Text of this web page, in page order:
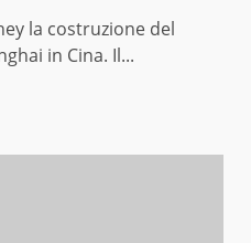
la costruzione del
in Cina. Il...